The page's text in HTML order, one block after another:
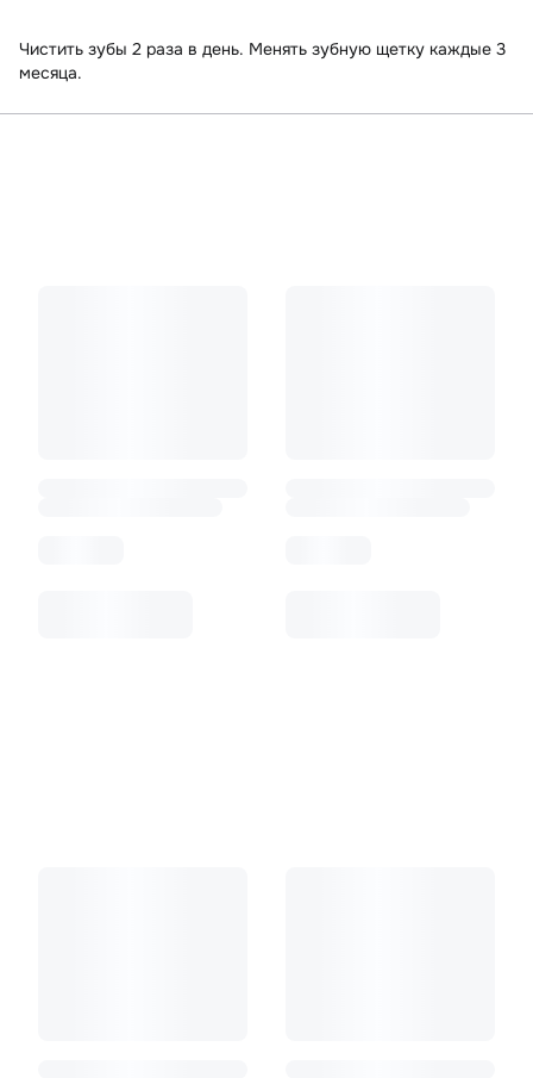
Чистить зубы 2 раза в день. Менять зубную щетку каждые 3
месяца.